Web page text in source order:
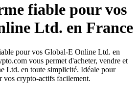
fiable pour vos
Ltd. en France
pour vos Global-E Online Ltd. en
vous permet d'acheter, vendre et
Ltd. en toute simplicité. Idéale pour
vos crypto-actifs facilement.